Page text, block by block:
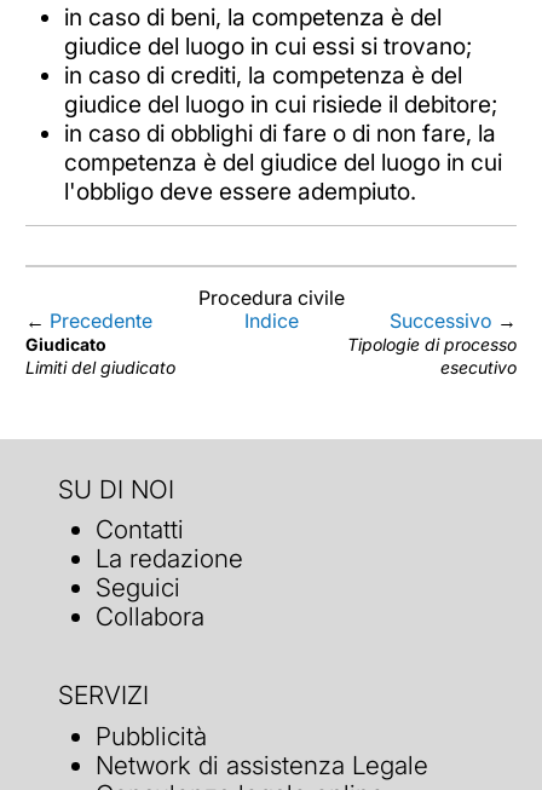
in caso di beni, la competenza è del
giudice del luogo in cui essi si trovano;
in caso di crediti, la competenza è del
giudice del luogo in cui risiede il debitore;
in caso di obblighi di fare o di non fare, la
competenza è del giudice del luogo in cui
l'obbligo deve essere adempiuto.
Procedura civile
← Precedente
Giudicato
Limiti del giudicato
Indice Successivo →
Tipologie di processo
esecutivo
SU DI NOI
Contatti
La redazione
Seguici
Collabora
SERVIZI
Pubblicità
Network di assistenza Legale